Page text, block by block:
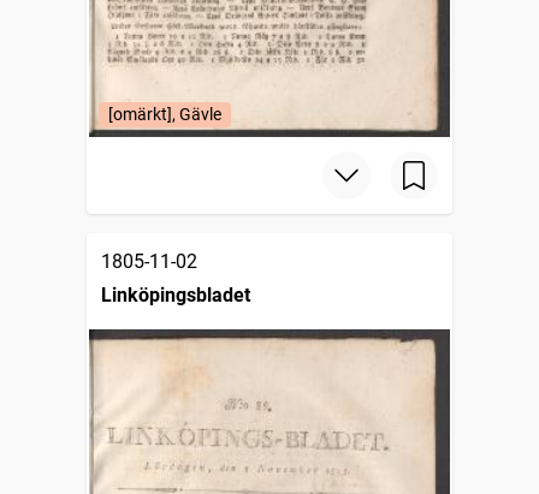
[omärkt], Gävle
1805-11-02
Linköpingsbladet